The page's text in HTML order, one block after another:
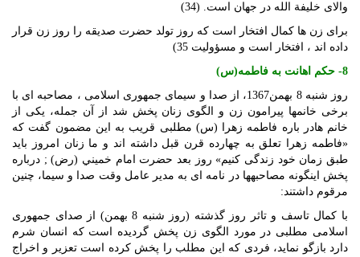
والاى خليفة الله در جهان است. (34)
براى زن ها كمال افتخار است كه روز تولد حضرت صديقه را روز زن قرار
داده ‏اند ، افتخار است و مسؤوليت 35)
8- حكم اهانت ‏به فاطمه(س)
روز شنبه 8 بهمن‏1367، از صدا و سيماى جمهورى اسلامى ، مصاحبه‏ اى با
برخى خانمها پيرامون زن و الگوى زنان پخش شد از آن جمله، يكى از
خانم هادر باره فاطمه زهرا (س) مطلبى قريب به اين مضمون گفت كه
«فاطمه زهرا تعلق به چهارده قرن قبل داشته‏ اند و ما زنان امروز بايد
طبق زمان خود زندگى كنيم‏» روز بعد حضرت امام خميني (رض) ; درباره
پخش اينگونه مصاحبه‏ها در نامه ‏اى به مدير عامل وقت صدا و سيما، چنين
مرقوم داشتند:
با كمال تاسف و تاثر روز گذشته (روز شنبه 8 بهمن) از صداى جمهورى
اسلامى مطلبى در مورد الگوى زن پخش گرديده است كه انسان شرم
دارد بازگو نمايد، فردى كه اين مطلب را پخش كرده است تعزير و اخراج